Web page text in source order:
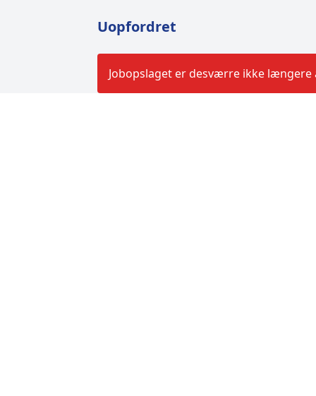
Uopfordret
Jobopslaget er desværre ikke længere